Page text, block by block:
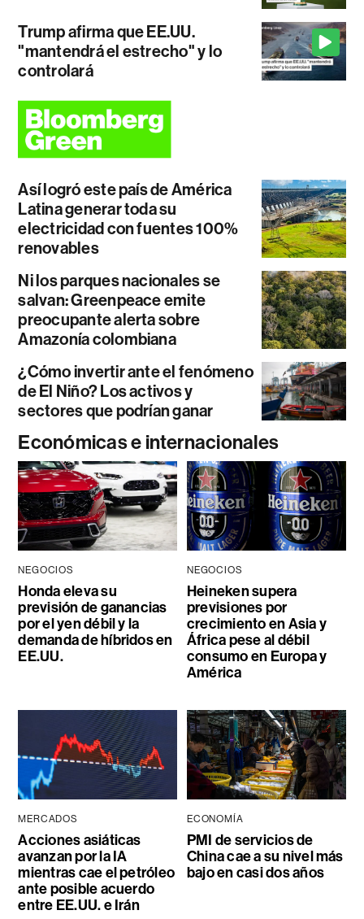
Trump afirma que EE.UU.
"mantendrá el estrecho" y lo
controlará
Así logró este país de América
Latina generar toda su
electricidad con fuentes 100%
renovables
Ni los parques nacionales se
salvan: Greenpeace emite
preocupante alerta sobre
Amazonía colombiana
¿Cómo invertir ante el fenómeno
de El Niño? Los activos y
sectores que podrían ganar
Económicas e internacionales
NEGOCIOS
Honda eleva su
previsión de ganancias
por el yen débil y la
demanda de híbridos en
EE.UU.
NEGOCIOS
Heineken supera
previsiones por
crecimiento en Asia y
África pese al débil
consumo en Europa y
América
MERCADOS
Acciones asiáticas
avanzan por la IA
mientras cae el petróleo
ante posible acuerdo
entre EE.UU. e Irán
ECONOMÍA
PMI de servicios de
China cae a su nivel más
bajo en casi dos años